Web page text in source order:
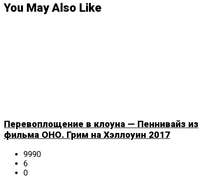
You May Also Like
Перевоплощение в клоуна — Пеннивайз из
фильма ОНО. Грим на Хэллоуин 2017
9990
6
0